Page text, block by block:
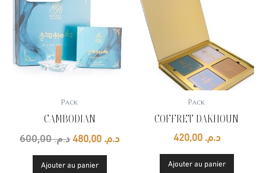
Pack
CAMBODIAN
د.م.600,00
était :
د.م. 600,00.
د.م.
actuel
Ajouter au panier
Pack
COFFRET DAKHOUN
د.م. 420,00
Ajouter au panier